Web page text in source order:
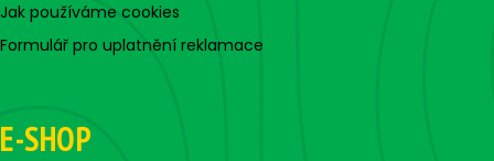
Jak používáme cookies
Formulář pro uplatnění reklamace
E-SHOP